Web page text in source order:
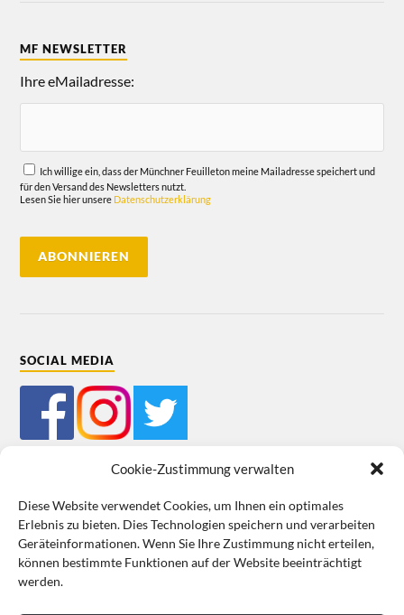
Cookie-Zustimmung verwalten
Diese Website verwendet Cookies, um Ihnen ein optimales
Erlebnis zu bieten. Dies Technologien speichern und verarbeiten
Geräteinformationen. Wenn Sie Ihre Zustimmung nicht erteilen,
können bestimmte Funktionen auf der Website beeinträchtigt
werden.
MF NEWSLETTER
Ihre eMailadresse:
Ich willige ein, dass der Münchner Feuilleton meine Mailadresse speichert und
für den Versand des Newsletters nutzt.
Lesen Sie hier unsere Datenschutzerklärung
SOCIAL MEDIA
Mein Bestellkonto Kundeninformationen Datenschutz
Cookie-Richtlinie (EU) Impressum